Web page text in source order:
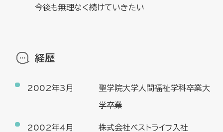
今後も無理なく続けていきたい
経歴
2002年3月 聖学院大学人間福祉学科卒業大
学卒業
2002年4月 株式会社ベストライフ入社